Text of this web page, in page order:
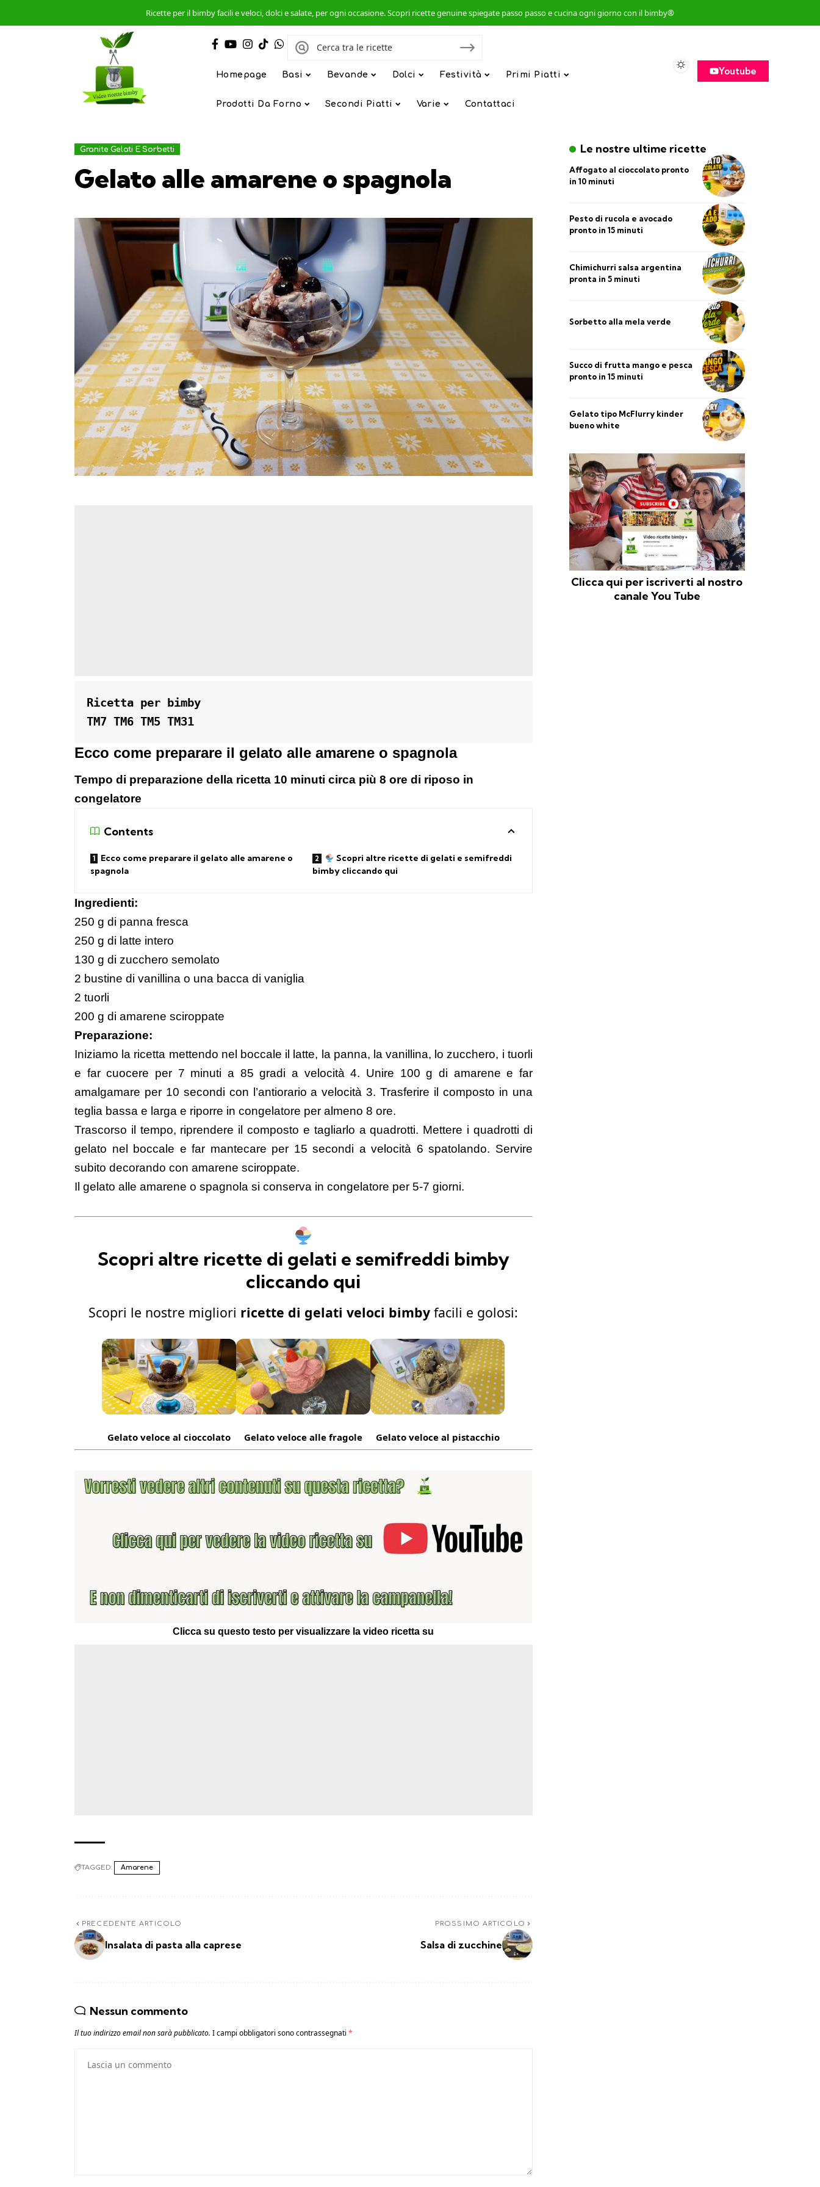
Ricette per il bimby facili e veloci, dolci e salate, per ogni occasione. Scopri ricette genuine spiegate passo passo e cucina ogni giorno con il bimby®
Homepage Basi Bevande Dolci Festività Primi Piatti
Prodotti Da Forno Secondi Piatti Varie Contattaci
Youtube
Granite Gelati E Sorbetti
Gelato alle amarene o spagnola
Ricetta per bimby
TM7 TM6 TM5 TM31
Ecco come preparare il gelato alle amarene o spagnola
Tempo di preparazione della ricetta 10 minuti circa più 8 ore di riposo in
congelatore
Contents
Ecco come preparare il gelato alle amarene o
spagnola
Scopri altre ricette di gelati e semifreddi
bimby cliccando qui
Ingredienti:
250 g di panna fresca
250 g di latte intero
130 g di zucchero semolato
2 bustine di vanillina o una bacca di vaniglia
2 tuorli
200 g di amarene sciroppate
Preparazione:
Iniziamo la ricetta mettendo nel boccale il latte, la panna, la vanillina, lo zucchero, i tuorli
e far cuocere per 7 minuti a 85 gradi a velocità 4. Unire 100 g di amarene e far
amalgamare per 10 secondi con l’antiorario a velocità 3. Trasferire il composto in una
teglia bassa e larga e riporre in congelatore per almeno 8 ore.
Trascorso il tempo, riprendere il composto e tagliarlo a quadrotti. Mettere i quadrotti di
gelato nel boccale e far mantecare per 15 secondi a velocità 6 spatolando. Servire
subito decorando con amarene sciroppate.
Il gelato alle amarene o spagnola si conserva in congelatore per 5-7 giorni.
Scopri altre ricette di gelati e semifreddi bimby
cliccando qui
Scopri le nostre migliori ricette di gelati veloci bimby facili e golosi:
Gelato veloce al cioccolato Gelato veloce alle fragole Gelato veloce al pistacchio
Clicca su questo testo per visualizzare la video ricetta su
TAGGED: Amarene
PRECEDENTE ARTICOLO
Insalata di pasta alla caprese
PROSSIMO ARTICOLO
Salsa di zucchine
Nessun commento
Il tuo indirizzo email non sarà pubblicato. I campi obbligatori sono contrassegnati *
Le nostre ultime ricette
Affogato al cioccolato pronto
in 10 minuti
Pesto di rucola e avocado
pronto in 15 minuti
Chimichurri salsa argentina
pronta in 5 minuti
Sorbetto alla mela verde
Succo di frutta mango e pesca
pronto in 15 minuti
Gelato tipo McFlurry kinder
bueno white
Clicca qui per iscriverti al nostro
canale You Tube